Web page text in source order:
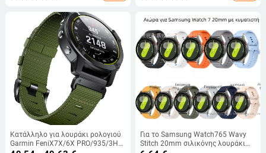
Κατάλληλο για λουράκι ρολογιού
Garmin FeniX7X/6X PRO/935/3HR
Για το Samsung Watch765 Wavy
Stitch 20mm σιλικόνης λουράκι